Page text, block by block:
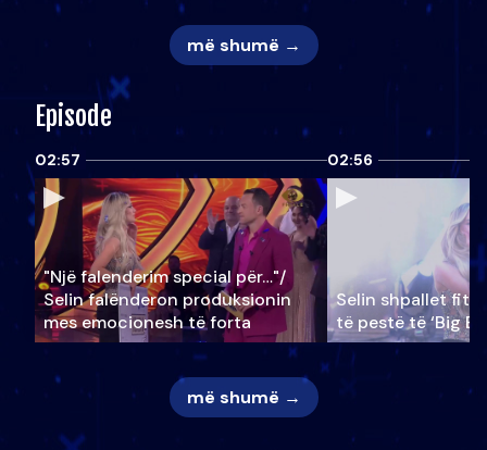
më shumë →
Episode
02:57
"Një falenderim special për…"/
Selin falënderon produksionin
mes emocionesh të forta
02:56
Selin shpallet
të pestë të ‘Big
më shumë →